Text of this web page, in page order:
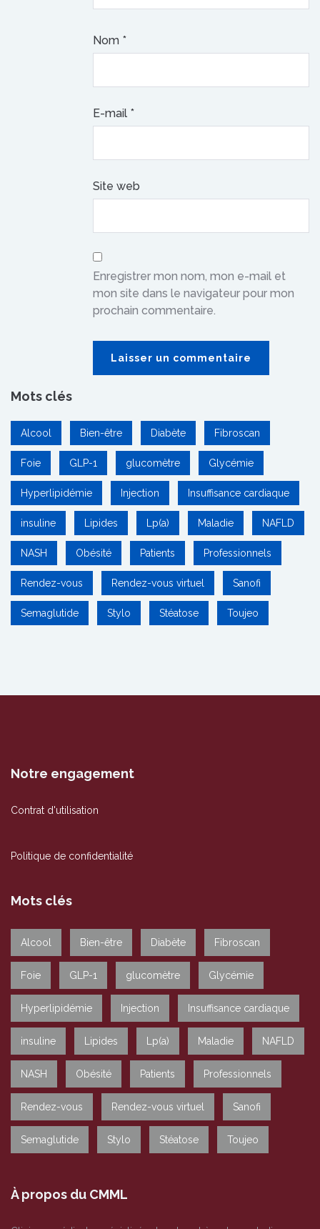
Nom *
E-mail *
Site web
Enregistrer mon nom, mon e-mail et
mon site dans le navigateur pour mon
prochain commentaire.
Mots clés
Alcool Bien-être Diabète Fibroscan
Foie GLP-1 glucomètre Glycémie
Hyperlipidémie Injection Insuffisance cardiaque
insuline Lipides Lp(a) Maladie NAFLD
NASH Obésité Patients Professionnels
Rendez-vous Rendez-vous virtuel Sanofi
Semaglutide Stylo Stéatose Toujeo
Notre engagement
Contrat d'utilisation
Politique de confidentialité
Mots clés
Alcool Bien-être Diabète Fibroscan
Foie GLP-1 glucomètre Glycémie
Hyperlipidémie Injection Insuffisance cardiaque
insuline Lipides Lp(a) Maladie NAFLD
NASH Obésité Patients Professionnels
Rendez-vous Rendez-vous virtuel Sanofi
Semaglutide Stylo Stéatose Toujeo
À propos du CMML